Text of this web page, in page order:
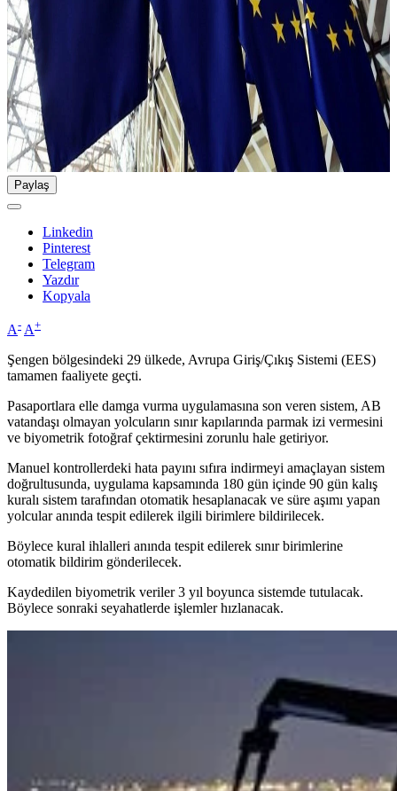
Paylaş
Linkedin
Pinterest
Telegram
Yazdır
Kopyala
A- A+
Şengen bölgesindeki 29 ülkede, Avrupa Giriş/Çıkış Sistemi (EES)
tamamen faaliyete geçti.
Pasaportlara elle damga vurma uygulamasına son veren sistem, AB
vatandaşı olmayan yolcuların sınır kapılarında parmak izi vermesini
ve biyometrik fotoğraf çektirmesini zorunlu hale getiriyor.
Manuel kontrollerdeki hata payını sıfıra indirmeyi amaçlayan sistem
doğrultusunda, uygulama kapsamında 180 gün içinde 90 gün kalış
kuralı sistem tarafından otomatik hesaplanacak ve süre aşımı yapan
yolcular anında tespit edilerek ilgili birimlere bildirilecek.
Böylece kural ihlalleri anında tespit edilerek sınır birimlerine
otomatik bildirim gönderilecek.
Kaydedilen biyometrik veriler 3 yıl boyunca sistemde tutulacak.
Böylece sonraki seyahatlerde işlemler hızlanacak.